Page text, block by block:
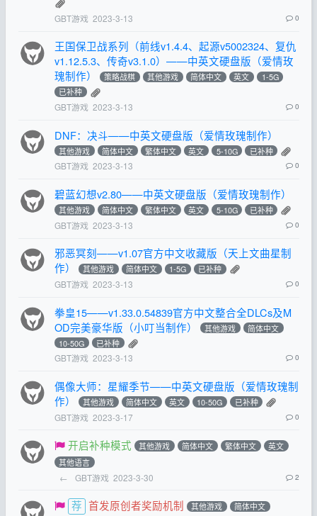
GBT游戏 2023-3-13 0
王国保卫战系列（前线v1.4.4、起源v5002324、复仇
v1.12.5.3、传奇v3.1.0）——中英文硬盘版（爱情玫
瑰制作）
策略战棋 其他游戏 简体中文 英文
1-5G
已补种
GBT游戏 2023-3-13 0
DNF：决斗——中英文硬盘版（爱情玫瑰制作）
其他游戏 简体中文 繁体中文 英文 5-10G 已补种
GBT游戏 2023-3-13 0
碧蓝幻想v2.80——中英文硬盘版（爱情玫瑰制作）
其他游戏 简体中文 繁体中文 英文 5-10G 已补种
GBT游戏 2023-3-13 0
邪恶冥刻——v1.07官方中文收藏版（天上文曲星制
作）
其他游戏 简体中文 1-5G 已补种
GBT游戏 2023-3-13 0
拳皇15——v1.33.0.54839官方中文整合全DLCs及M
OD完美豪华版（小叮当制作）
其他游戏
简体中文
10-50G
已补种
GBT游戏 2023-3-13 0
偶像大师：星耀季节——中英文硬盘版（爱情玫瑰制
作）
其他游戏 简体中文 英文 10-50G 已补种
GBT游戏 2023-3-17 0
开启补种模式 其他游戏 简体中文 繁体中文
英文
其他语言
← GBT游戏 2023-3-30 2
首发原创者奖励机制 其他游戏 简体中文